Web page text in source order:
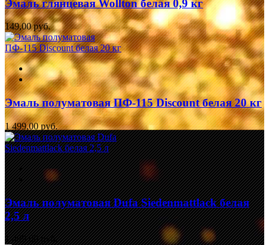
Эмаль глянцевая Wollton белая 0,9 кг
149,00 руб.
Эмаль полуматовая ПФ-115 Discount белая 20 кг
1 499,00 руб.
Эмаль полуматовая Dufa Siedenmattlack белая
2,5 л
1 499,00 руб.